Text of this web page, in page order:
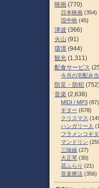
映画 (770)
日本映画 (354)
現中映 (45)
津波 (366)
火山 (91)
環境 (944)
観光 (1,311)
配食サービス
今月の宅配弁当
防災・防犯
音楽 (2,638)
MIDI / MP3 (87)
ギター (678)
クリスマス
ハンガリー人
フラメンコギ
マンドリン
三味線 (27)
大正琴 (30)
花ふらり (21)
音楽療法 (356)